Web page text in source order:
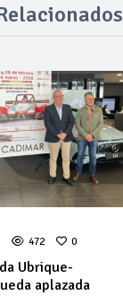
472 0
Ubrique-
aplazada